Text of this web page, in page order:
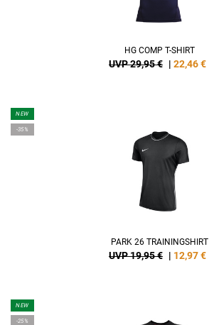
HG COMP T-SHIRT
UVP 29,95 € | 22,46€
NEW
-35%
PARK 26 TRAININGSHIRT
UVP 19,95 € | 12,97€
NEW
-25%